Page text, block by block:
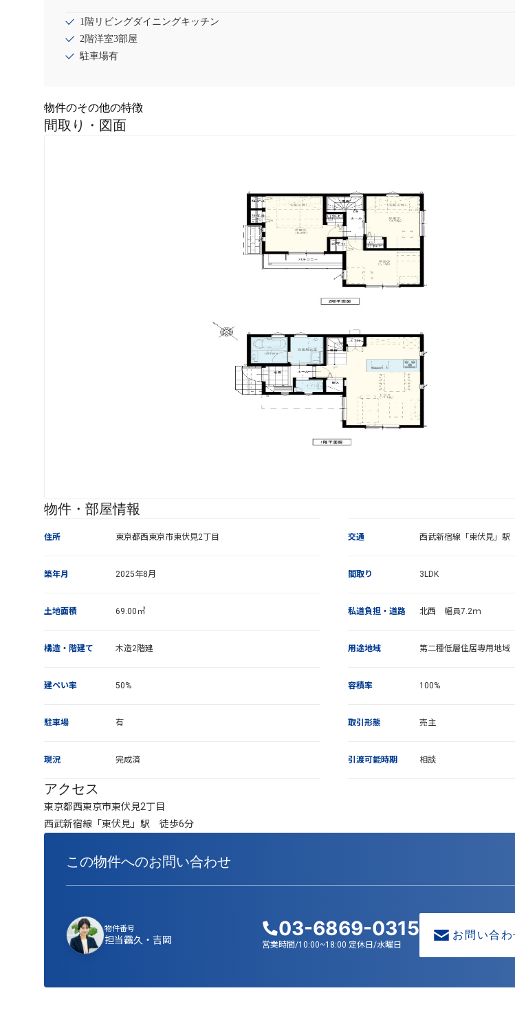
1階リビングダイニングキッチン
2階洋室3部屋
駐車場有
物件のその他の特徴
間取り・図面
物件・部屋情報
住所 東京都西東京市東伏見2丁目 交通 西武新宿線「東伏見」
築年月 2025年8月 間取り 3LDK
土地面積 69.00㎡ 私道負担・道路 北西 幅員7.2ｍ
構造・階建て 木造2階建 用途地域 第二種低層住居専用地域
建ぺい率 50% 容積率 100%
駐車場 有 取引形態 売主
現況 完成済 引渡可能時期 相談
アクセス
東京都西東京市東伏見2丁目
西武新宿線「東伏見」駅 徒歩6分
この物件へのお問い合わせ
物件番号
担当靏久・吉岡
03-6869-0315
営業時間/10:00~18:00 定休日/水曜日
お問い合